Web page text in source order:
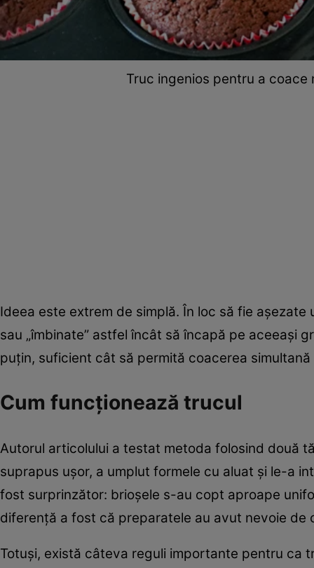
Truc ingenios pentru a coace
Ideea este extrem de simplă. În loc să fie
sau „îmbinate” astfel încât să încapă pe aceeași
puțin, suficient cât să permită coacerea
Cum funcționează trucul
Autorul articolului a testat metoda folosind două
suprapus ușor, a umplut formele cu aluat și le-a
fost surprinzător: brioșele s-au copt aproape
diferență a fost că preparatele au avut nevoie de
Totuși, există câteva reguli importante pentru ca